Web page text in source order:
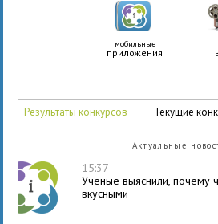
мобильные
приложения
Результаты конкурсов Текущие
Актуальные
15:37
Ученые выяснили, почему
вкусными